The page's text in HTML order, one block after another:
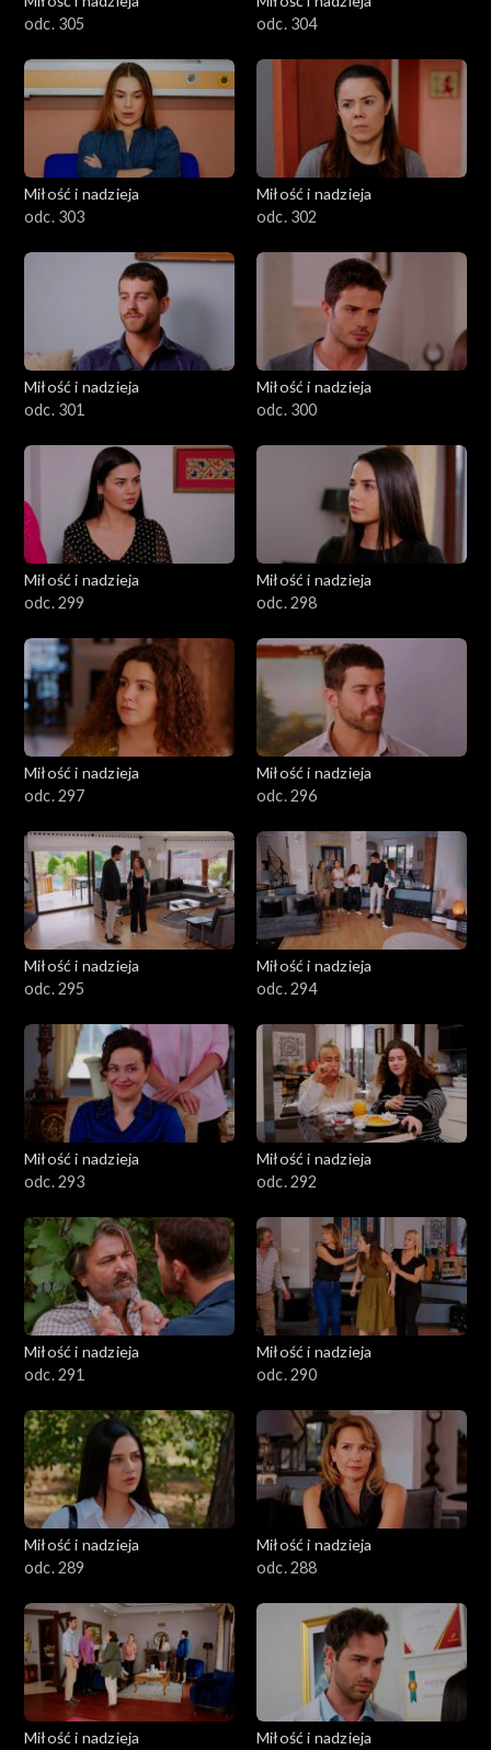
odc. 305
odc. 304
Miłość i nadzieja
odc. 303
Miłość i nadzieja
odc. 302
Miłość i nadzieja
odc. 301
Miłość i nadzieja
odc. 300
Miłość i nadzieja
odc. 299
Miłość i nadzieja
odc. 298
Miłość i nadzieja
odc. 297
Miłość i nadzieja
odc. 296
Miłość i nadzieja
odc. 295
Miłość i nadzieja
odc. 294
Miłość i nadzieja
odc. 293
Miłość i nadzieja
odc. 292
Miłość i nadzieja
odc. 291
Miłość i nadzieja
odc. 290
Miłość i nadzieja
odc. 289
Miłość i nadzieja
odc. 288
Miłość i nadzieja
Miłość i nadzieja